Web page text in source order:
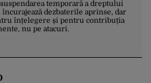
temporară a dreptului
dezbaterile aprinse, dar
înțelegere și pentru contribuția
nu pe atacuri.